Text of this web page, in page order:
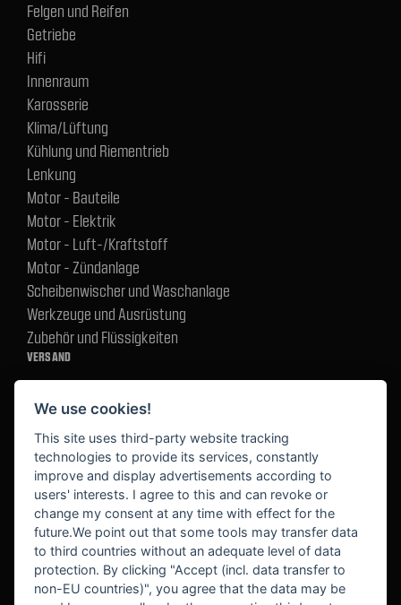
Felgen und Reifen
Getriebe
Hifi
Innenraum
Karosserie
Klima/Lüftung
Kühlung und Riementrieb
Lenkung
Motor - Bauteile
Motor - Elektrik
Motor - Luft-/Kraftstoff
Motor - Zündanlage
Scheibenwischer und Waschanlage
Werkzeuge und Ausrüstung
Zubehör und Flüssigkeiten
VERSAND
BEKANNT AUS
We use cookies!
This site uses third-party website tracking
technologies to provide its services, constantly
improve and display advertisements according to
users' interests. I agree to this and can revoke or
change my consent at any time with effect for the
future.We point out that some tools may transfer data
to third countries without an adequate level of data
protection. By clicking "Accept (incl. data transfer to
non-EU countries)", you agree that the data may be